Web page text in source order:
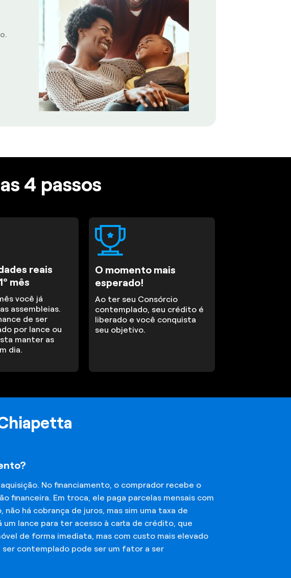
4 passos
reais
mês
você já
assembleias.
de ser
por lance ou
manter as
dia.
O momento mais
esperado!
Ao ter seu Consórcio
contemplado, seu crédito é
liberado e você conquista
seu objetivo.
No financiamento, o comprador recebe o
Em troca, ele paga parcelas mensais com
há cobrança de juros, mas sim uma taxa de
lance para ter acesso à carta de crédito, que
de forma imediata, mas com custo mais elevado
ser contemplado pode ser um fator a ser